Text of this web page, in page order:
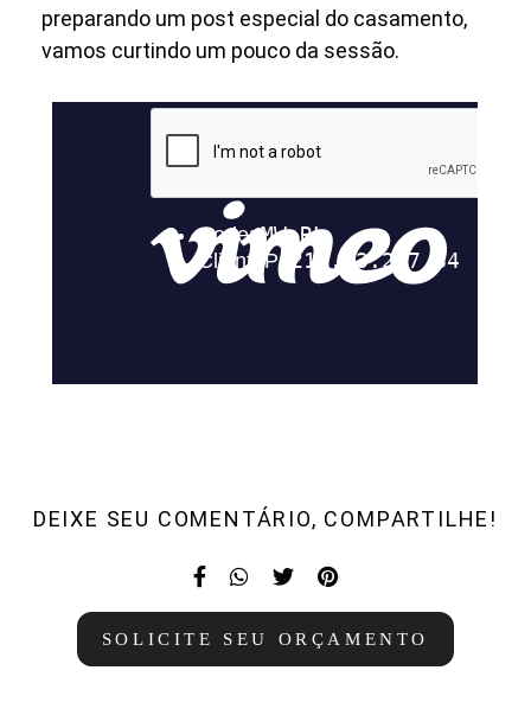
preparando um post especial do casamento,
vamos curtindo um pouco da sessão.
DEIXE SEU COMENTÁRIO, COMPARTILHE!
SOLICITE SEU ORÇAMENTO